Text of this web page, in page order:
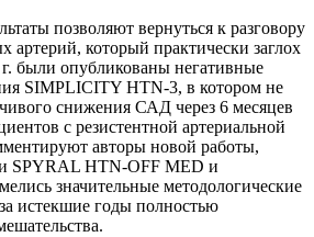
позволяют вернуться к разговору
артерий, который практически заглох
г. были опубликованы негативные
SIMPLICITY HTN-3, в котором не
снижения САД через 6 месяцев
с резистентной артериальной
авторы новой работы,
SPYRAL HTN-OFF MED и
значительные методологические
истекшие годы полностью